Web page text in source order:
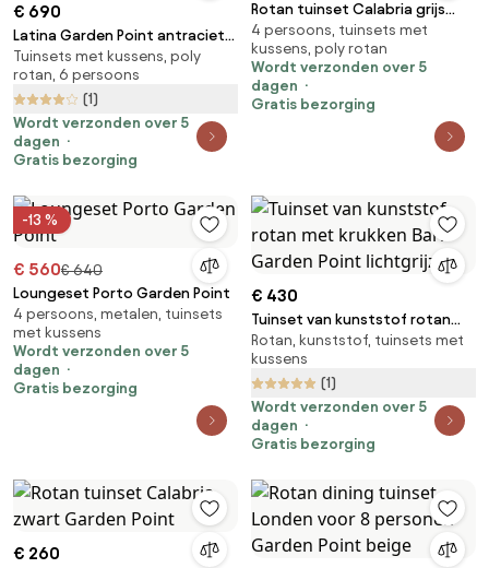
€ 690
Latina Garden Point antraciet
technorattan tuinmeubelen
Tuinsets met kussens, poly
rotan, 6 persoons
(1)
Wordt verzonden over 5
dagen
Gratis bezorging
Rotan tuinset Calabria grijs
Garden Point
4 persoons, tuinsets met
kussens, poly rotan
Wordt verzonden over 5
dagen
Gratis bezorging
-13 %
€ 560€ 640
Loungeset Porto Garden Point
4 persoons, metalen, tuinsets
met kussens
Wordt verzonden over 5
dagen
Gratis bezorging
€ 430
Tuinset van kunststof rotan
met krukken Bari Garden Point
lichtgrijze
Rotan, kunststof, tuinsets met
kussens
(1)
Wordt verzonden over 5
dagen
Gratis bezorging
€ 260